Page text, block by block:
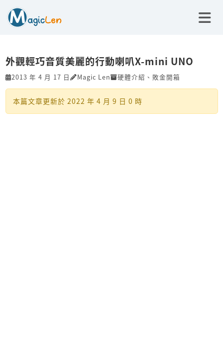
外觀輕巧音質美麗的行動喇叭X-mini UNO
2013 年 4 月 17 日 Magic Len 硬體介紹 、 敗金開箱
本篇文章更新於 2022 年 4 月 9 日 0 時